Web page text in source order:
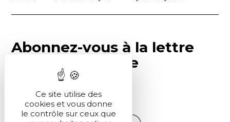
Abonnez-vous à la lettre
SCF Info en ligne
S'inscrire
Ce site utilise des
cookies et vous donne
le contrôle sur ceux que